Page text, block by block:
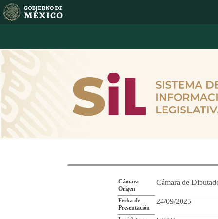
Cámara
Origen
Cámara de
Fecha de
Presentación
24/09/2025